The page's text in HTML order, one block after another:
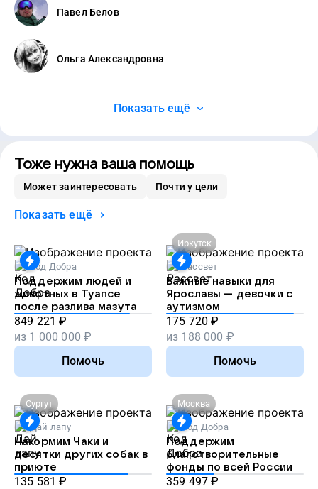
Павел Белов
Ольга Александровна
Показать ещё
Тоже нужна ваша помощь
Может заинтересовать Почти у цели
Показать ещё
Код Добра
Поддержим людей и
животных в Туапсе
после разлива мазута
849 221 ₽
из 1 000 000 ₽
Помочь
Иркутск
Рассвет
Важные навыки для
Ярославы — девочки с
аутизмом
175 720 ₽
из 188 000 ₽
Помочь
Сургут
Дай лапу
Накормим Чаки и
десятки других собак в
приюте
135 581 ₽
Москва
Код Добра
Поддержим
благотворительные
фонды по всей России
359 497 ₽